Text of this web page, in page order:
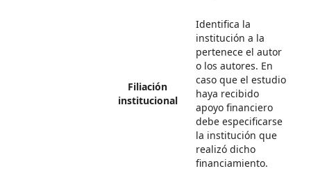
Filiación
institucional
Identifica la
institución a la
pertenece el autor
o los autores. En
caso que el estudio
haya recibido
apoyo financiero
debe especificarse
la institución que
realizó dicho
financiamiento.